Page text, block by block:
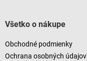
Všetko o nákupe
Obchodné podmienky
Ochrana osobných údajov